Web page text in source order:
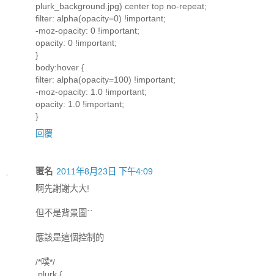
plurk_background.jpg) center top no-repeat;
filter: alpha(opacity=0) !important;
-moz-opacity: 0 !important;
opacity: 0 !important;
}
body:hover {
filter: alpha(opacity=100) !important;
-moz-opacity: 1.0 !important;
opacity: 1.0 !important;
}
回覆
匿名 2011年8月23日 下午4:09
啊先謝謝大大!
但不是背景圖ˋˋ
應該是這個控制的
/*噗*/